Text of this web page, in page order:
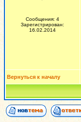
Сообщения: 4
Зарегистрирован:
16.02.2014
Вернуться к началу